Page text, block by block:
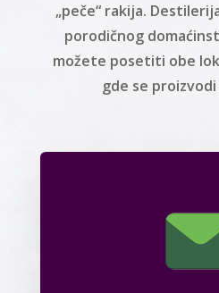
„peče“ rakija.
porodičnog
možete posetiti obe
gde se